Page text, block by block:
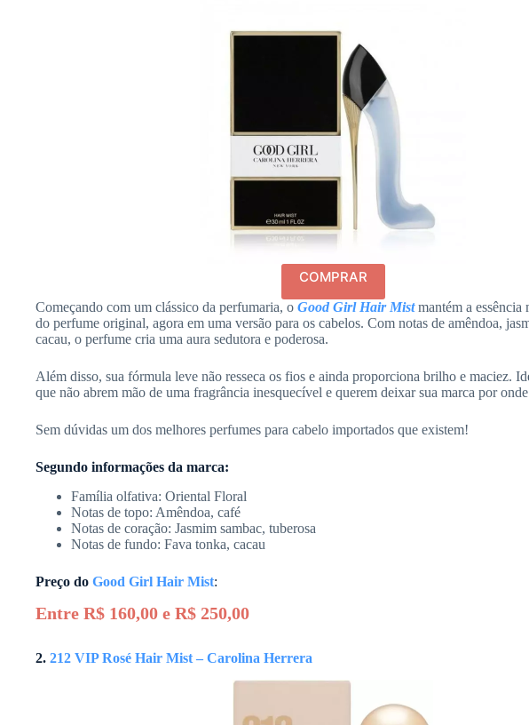
COMPRAR
Começando com um clássico da perfumaria, o Good Girl Hair Mistmantém a essência
do perfume original, agora em uma versão para os cabelos. Com notas de amêndoa,
cacau, o perfume cria uma aura sedutora e poderosa.
Além disso, sua fórmula leve não resseca os fios e ainda proporciona brilho e maciez.
que não abrem mão de uma fragrância inesquecível e querem deixar sua marca por onde
Sem dúvidas um dos melhores perfumes para cabelo importados que existem!
Segundo informações da marca:
Família olfativa: Oriental Floral
Notas de topo: Amêndoa, café
Notas de coração: Jasmim sambac, tuberosa
Notas de fundo: Fava tonka, cacau
Preço do Good Girl Hair Mist:
Entre R$ 160,00 e R$ 250,00
2. 212 VIP Rosé Hair Mist – Carolina Herrera